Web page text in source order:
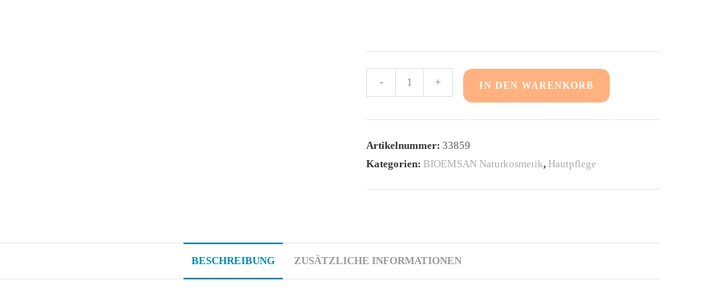
- + IN DEN WARENKORB
Artikelnummer:33859
Kategorien: BIOEMSAN Naturkosmetik, Hautpflege
BESCHREIBUNG ZUSÄTZLICHE INFORMATIONEN